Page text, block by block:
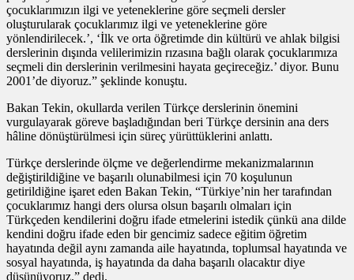
çocuklarımızın ilgi ve yeteneklerine göre seçmeli dersler
oluşturularak çocuklarımız ilgi ve yeteneklerine göre
yönlendirilecek.’, ‘İlk ve orta öğretimde din kültürü ve ahlak bilgisi
derslerinin dışında velilerimizin rızasına bağlı olarak çocuklarımıza
seçmeli din derslerinin verilmesini hayata geçireceğiz.’ diyor. Bunu
2001’de diyoruz.” şeklinde konuştu.
Bakan Tekin, okullarda verilen Türkçe derslerinin önemini
vurgulayarak göreve başladığından beri Türkçe dersinin ana ders
hâline dönüştürülmesi için süreç yürüttüklerini anlattı.
Türkçe derslerinde ölçme ve değerlendirme mekanizmalarının
değiştirildiğine ve başarılı olunabilmesi için 70 koşulunun
getirildiğine işaret eden Bakan Tekin, “Türkiye’nin her tarafından
çocuklarımız hangi ders olursa olsun başarılı olmaları için
Türkçeden kendilerini doğru ifade etmelerini istedik çünkü ana dilde
kendini doğru ifade eden bir gencimiz sadece eğitim öğretim
hayatında değil aynı zamanda aile hayatında, toplumsal hayatında ve
sosyal hayatında, iş hayatında da daha başarılı olacaktır diye
düşünüyoruz.” dedi.